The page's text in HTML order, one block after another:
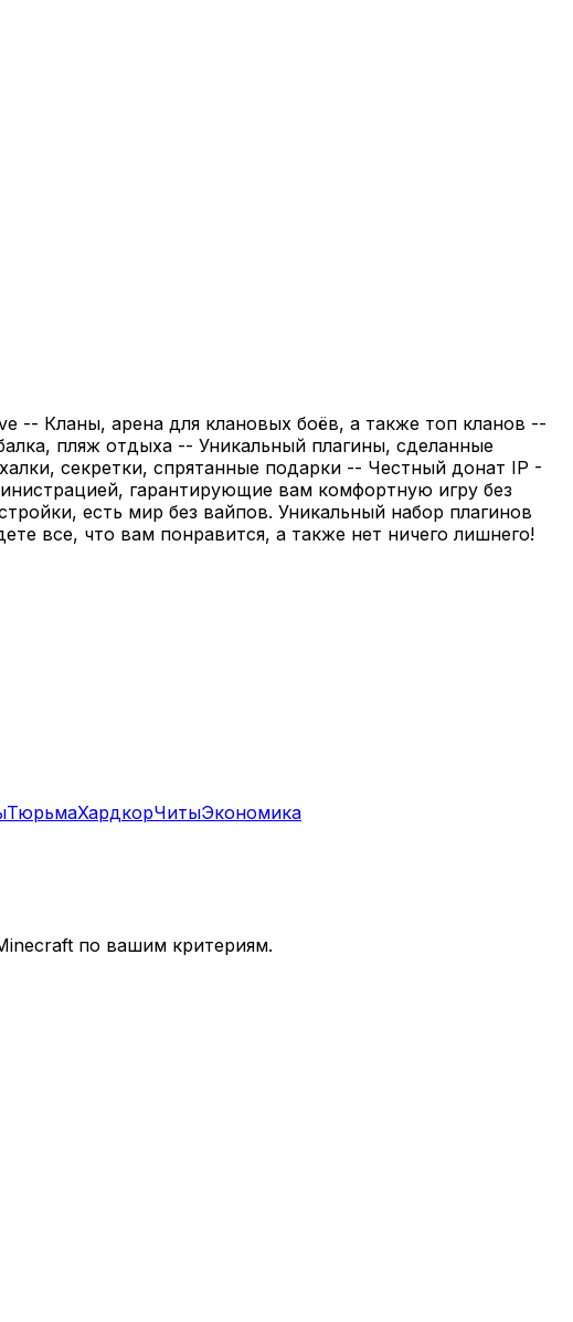
-- Кланы, арена для клановых боёв, а также топ кланов --
пляж отдыха -- Уникальный плагины, сделанные
секретки, спрятанные подарки -- Честный донат IP -
гарантирующие вам комфортную игру без
есть мир без вайпов. Уникальный набор плагинов
все, что вам понравится, а также нет ничего лишнего!
ТюрьмаХардкорЧитыЭкономика
по вашим критериям.